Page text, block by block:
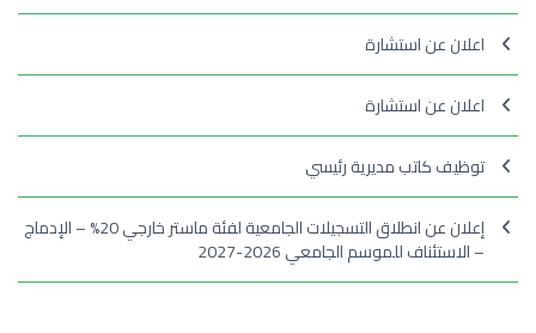
اعلان عن استشارة
اعلان عن استشارة
توظيف كاتب مديرية رئيسي
إعلان عن انطلاق التسجيلات الجامعية لفئة ماستر خارجي 20% – الإدماج
– الاستئناف للموسم الجامعي 2026-2027